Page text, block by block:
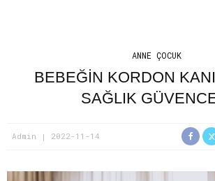
ANNE ÇOCUK
BEBEĞIN KORDON
SAĞLIK
Admin 2022-11-14